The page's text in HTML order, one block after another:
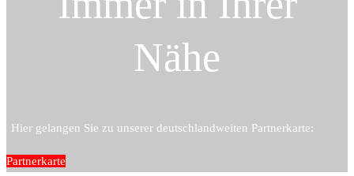
Nähe
Hier gelangen Sie zu unserer deutschlandweiten Partnerkarte:
Partnerkarte